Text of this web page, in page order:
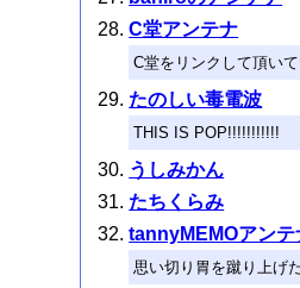
C堂アンテナ
C堂をリンクして頂い
たのしい毒電波
THIS IS POP!!!!!!!!!!!
うしみかん
たちくらみ
tannyMEMOアンテ
思い切り胃を蹴り上げ